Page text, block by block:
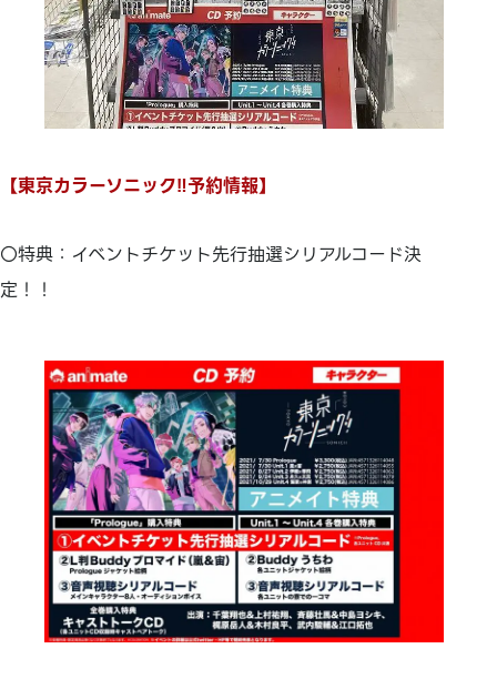
【東京カラーソニック‼予約情報】
〇特典：イベントチケット先行抽選シリアルコード決
定！！